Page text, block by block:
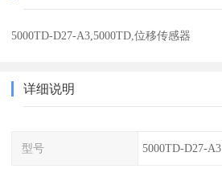
5000TD-D27-A3,5000TD,位移传感器
详细说明
型号 5000TD-D27-A3